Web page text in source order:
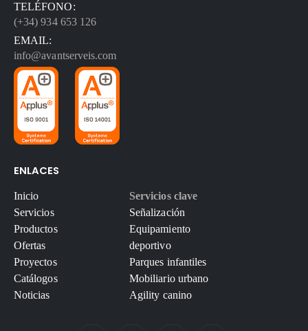
TELÉFONO:
(+34) 934 653 126
EMAIL:
info@avantserveis.com
ENLACES
Inicio
Servicios
Productos
Ofertas
Proyectos
Catálogos
Noticias
Servicios clave
Señalización
Equipamiento
deportivo
Parques infantiles
Mobiliario urbano
Agility canino